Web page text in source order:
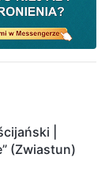
|
(Zwiastun)